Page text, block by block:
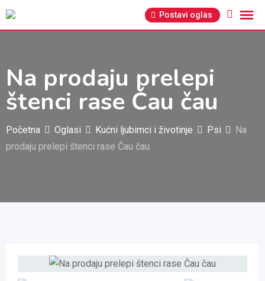
Pređi
Postavi oglas
Na prodaju prelepi
štenci rase Čau čau
Početna Oglasi Kućni ljubimci i životinje Psi
Na
prodaju prelepi štenci rase Čau čau